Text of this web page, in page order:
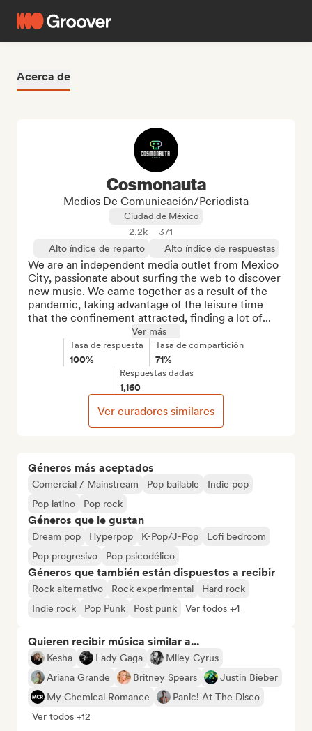
Acerca de
Géneros más aceptados
Comercial / Mainstream Pop bailable
Indie pop
Pop latino
Pop rock
Géneros que le gustan
Dream pop Hyperpop K-Pop/J-Pop
Lofi bedroom
Pop progresivo
Pop psicodélico
Géneros que también están dispuestos a recibir
Rock alternativo Rock experimental
Hard rock
Indie rock
Pop Punk Post punk Ver todos +4
Quieren recibir música similar a...
Kesha Lady Gaga
Miley Cyrus
Ariana Grande
Britney Spears
Justin Bieber
My Chemical Romance
Panic! At The Disco
Ver todos +12
Cosmonauta
Medios De Comunicación/Periodista
Ciudad de México
2.2k
371
Alto índice de reparto
Alto índice de respuestas
We are an independent media outlet from Mexico
City, passionate about surfing the web to discover
new music. We came together as a result of the
pandemic, taking advantage of the leisure time
that the confinement attracted, finding a lot of...
Ver más
Tasa de respuesta
100%
Tasa de compartición
71%
Respuestas dadas
1,160
Ver curadores similares